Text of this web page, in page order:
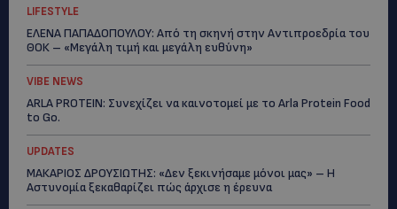
LIFESTYLE
ΕΛΕΝΑ ΠΑΠΑΔΟΠΟΥΛΟΥ: Από τη σκηνή στην Αντιπροεδρία του
ΘΟΚ – «Μεγάλη τιμή και μεγάλη ευθύνη»
VIBE NEWS
ARLA PROTEIN: Συνεχίζει να καινοτομεί με το Arla Protein Food
to Go.
UPDATES
ΜΑΚΑΡΙΟΣ ΔΡΟΥΣΙΩΤΗΣ: «Δεν ξεκινήσαμε μόνοι μας» – Η
Αστυνομία ξεκαθαρίζει πώς άρχισε η έρευνα